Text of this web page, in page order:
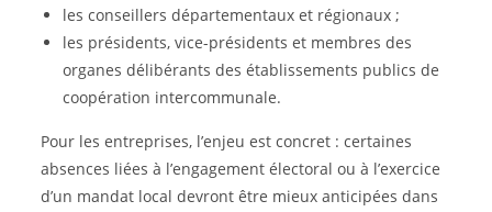
les conseillers départementaux et régionaux ;
les présidents, vice-présidents et membres des
organes délibérants des établissements publics de
coopération intercommunale.
Pour les entreprises, l’enjeu est concret : certaines
absences liées à l’engagement électoral ou à l’exercice
d’un mandat local devront être mieux anticipées dans